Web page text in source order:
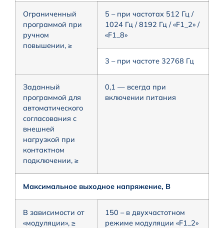
Ограниченный
программой при
ручном
повышении, ≥
5 – при частотах 512 Гц /
1024 Гц / 8192 Гц / «F1_2» /
«F1_8»
3 – при частоте 32768 Гц
Заданный
программой для
автоматического
согласования с
внешней
нагрузкой при
контактном
подключении, ≥
0,1 — всегда при
включении питания
Максимальное выходное напряжение, В
В зависимости от
«модуляции», ≥
150 – в двухчастотном
режиме модуляции «F1_2»